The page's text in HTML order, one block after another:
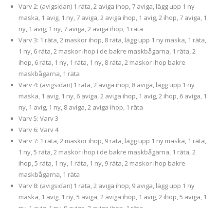
Varv 2: (avigsidan) 1 räta, 2 aviga ihop, 7 aviga, lägg upp 1 ny
maska, 1 avig, 1 ny, 7 aviga, 2 aviga ihop, 1 avig, 2 ihop, 7 aviga, 1
ny, 1 avig, 1 ny, 7 aviga, 2 aviga ihop, 1 räta
Varv 3: 1 räta, 2 maskor ihop, 8 räta, lägg upp 1 ny maska, 1 räta,
1 ny, 6 räta, 2 maskor ihop i de bakre maskbågarna, 1 räta, 2
ihop, 6 räta, 1 ny, 1 räta, 1 ny, 8 räta, 2 maskor ihop bakre
maskbågarna, 1 räta
Varv 4: (avigsidan) 1 räta, 2 aviga ihop, 8 aviga, lägg upp 1 ny
maska, 1 avig, 1 ny, 6 aviga, 2 aviga ihop, 1 avig, 2 ihop, 6 aviga, 1
ny, 1 avig, 1 ny, 8 aviga, 2 aviga ihop, 1 räta
Varv 5: Varv 3
Varv 6: Varv 4
Varv 7: 1 räta, 2 maskor ihop, 9 räta, lägg upp 1 ny maska, 1 räta,
1 ny, 5 räta, 2 maskor ihop i de bakre maskbågarna, 1 räta, 2
ihop, 5 räta, 1 ny, 1 räta, 1 ny, 9 räta, 2 maskor ihop bakre
maskbågarna, 1 räta
Varv 8: (avigsidan) 1 räta, 2 aviga ihop, 9 aviga, lägg upp 1 ny
maska, 1 avig, 1 ny, 5 aviga, 2 aviga ihop, 1 avig, 2 ihop, 5 aviga, 1